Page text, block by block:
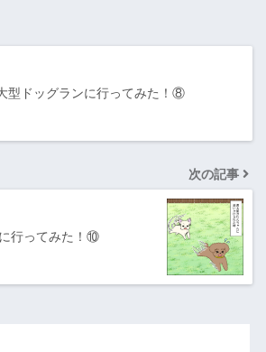
型ドッグランに行ってみた！⑧
次の記事
行ってみた！⑩